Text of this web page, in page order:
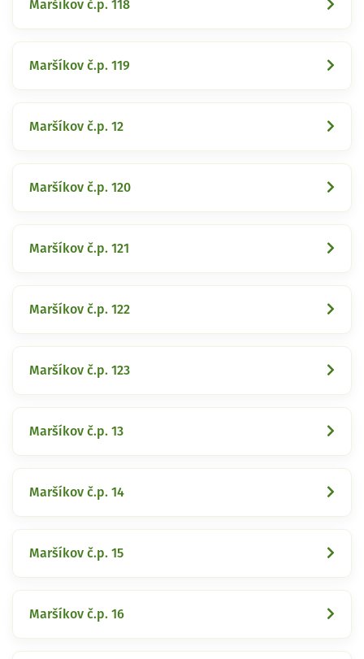
Maršíkov č.p. 118
Maršíkov č.p. 119
Maršíkov č.p. 12
Maršíkov č.p. 120
Maršíkov č.p. 121
Maršíkov č.p. 122
Maršíkov č.p. 123
Maršíkov č.p. 13
Maršíkov č.p. 14
Maršíkov č.p. 15
Maršíkov č.p. 16